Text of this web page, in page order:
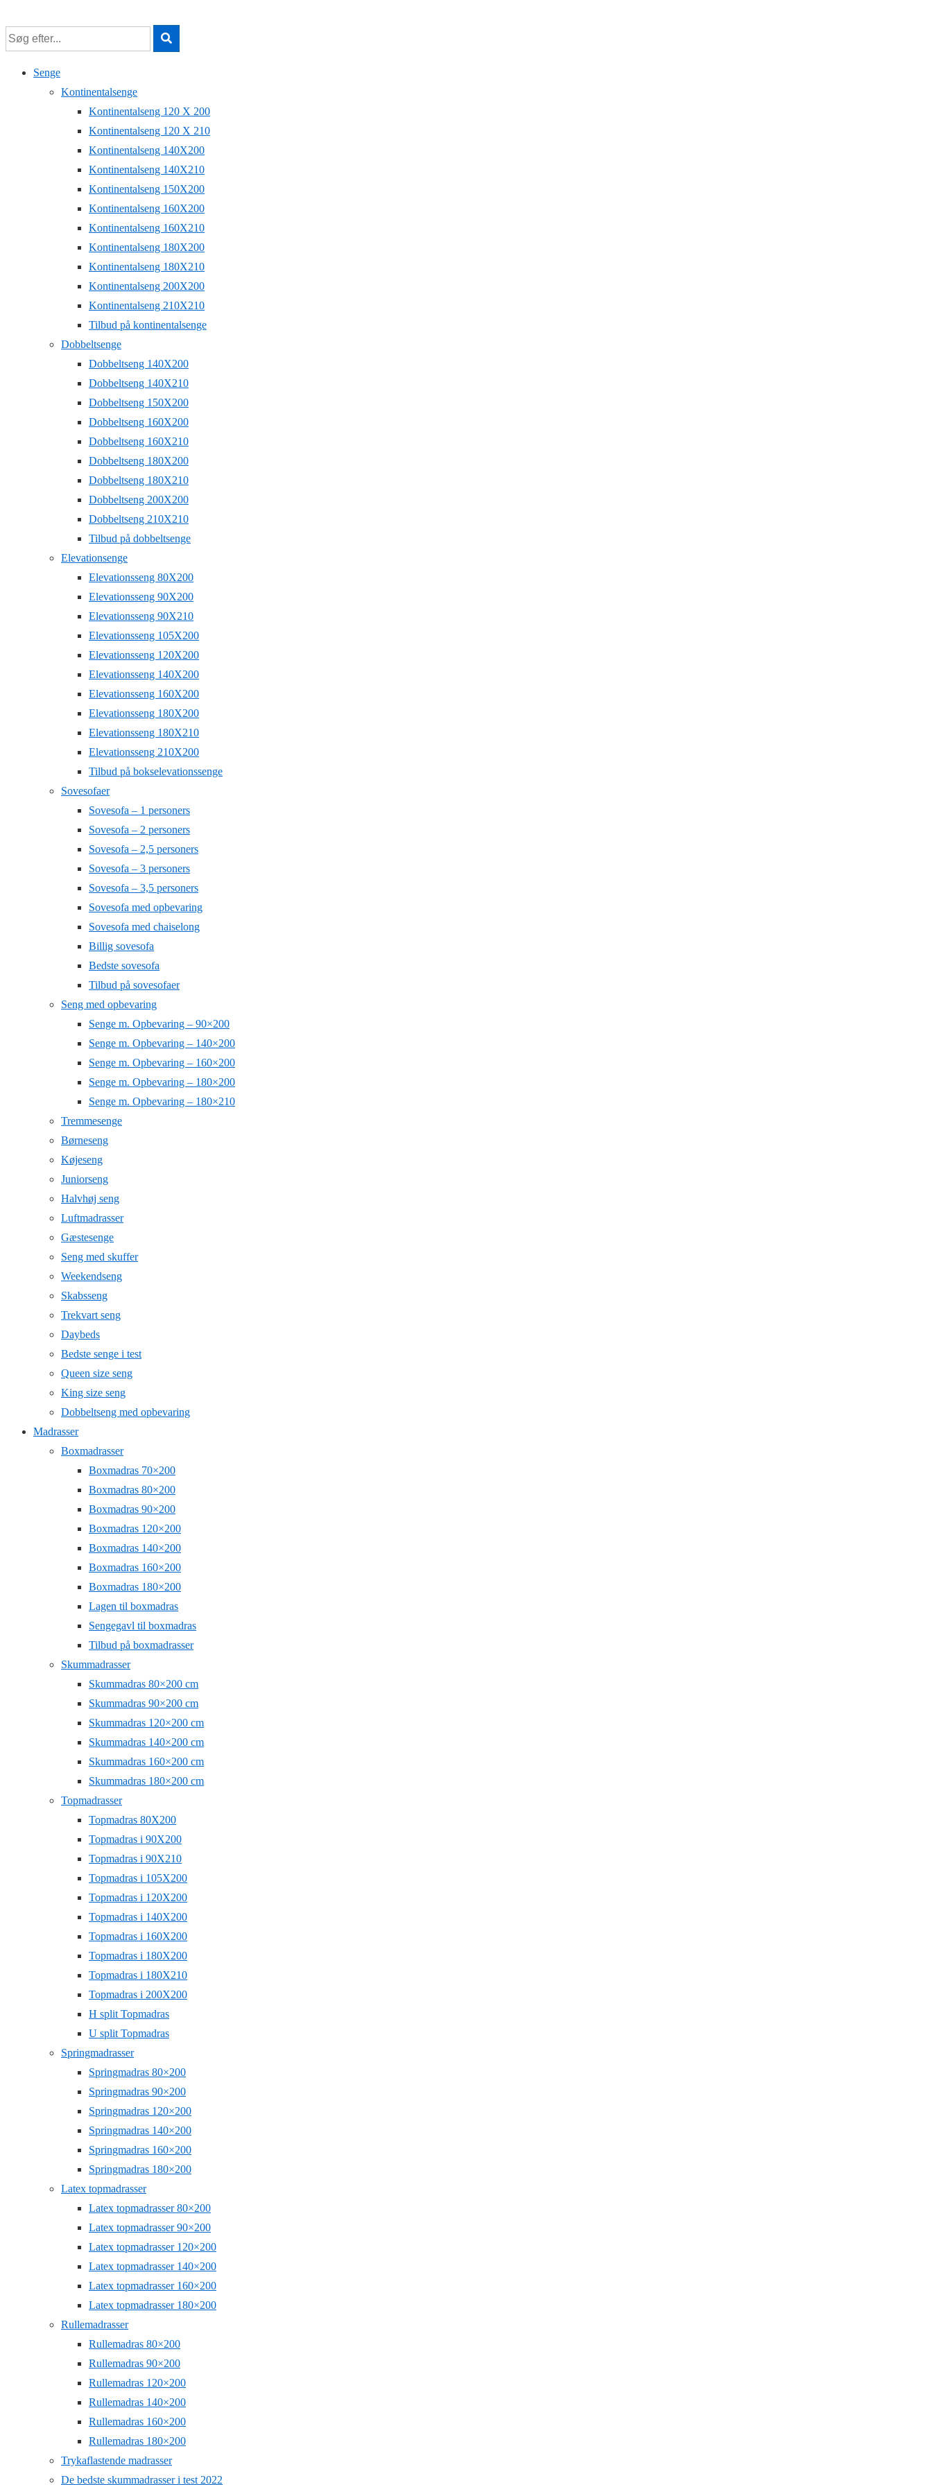
Hop
til
hovedindhold
Senge
Kontinentalsenge
Kontinentalseng 120 X 200
Kontinentalseng 120 X 210
Kontinentalseng 140X200
Kontinentalseng 140X210
Kontinentalseng 150X200
Kontinentalseng 160X200
Kontinentalseng 160X210
Kontinentalseng 180X200
Kontinentalseng 180X210
Kontinentalseng 200X200
Kontinentalseng 210X210
Tilbud på kontinentalsenge
Dobbeltsenge
Dobbeltseng 140X200
Dobbeltseng 140X210
Dobbeltseng 150X200
Dobbeltseng 160X200
Dobbeltseng 160X210
Dobbeltseng 180X200
Dobbeltseng 180X210
Dobbeltseng 200X200
Dobbeltseng 210X210
Tilbud på dobbeltsenge
Elevationsenge
Elevationsseng 80X200
Elevationsseng 90X200
Elevationsseng 90X210
Elevationsseng 105X200
Elevationsseng 120X200
Elevationsseng 140X200
Elevationsseng 160X200
Elevationsseng 180X200
Elevationsseng 180X210
Elevationsseng 210X200
Tilbud på bokselevationssenge
Sovesofaer
Sovesofa – 1 personers
Sovesofa – 2 personers
Sovesofa – 2,5 personers
Sovesofa – 3 personers
Sovesofa – 3,5 personers
Sovesofa med opbevaring
Sovesofa med chaiselong
Billig sovesofa
Bedste sovesofa
Tilbud på sovesofaer
Seng med opbevaring
Senge m. Opbevaring – 90×200
Senge m. Opbevaring – 140×200
Senge m. Opbevaring – 160×200
Senge m. Opbevaring – 180×200
Senge m. Opbevaring – 180×210
Tremmesenge
Børneseng
Køjeseng
Juniorseng
Halvhøj seng
Luftmadrasser
Gæstesenge
Seng med skuffer
Weekendseng
Skabsseng
Trekvart seng
Daybeds
Bedste senge i test
Queen size seng
King size seng
Dobbeltseng med opbevaring
Madrasser
Boxmadrasser
Boxmadras 70×200
Boxmadras 80×200
Boxmadras 90×200
Boxmadras 120×200
Boxmadras 140×200
Boxmadras 160×200
Boxmadras 180×200
Lagen til boxmadras
Sengegavl til boxmadras
Tilbud på boxmadrasser
Skummadrasser
Skummadras 80×200 cm
Skummadras 90×200 cm
Skummadras 120×200 cm
Skummadras 140×200 cm
Skummadras 160×200 cm
Skummadras 180×200 cm
Topmadrasser
Topmadras 80X200
Topmadras i 90X200
Topmadras i 90X210
Topmadras i 105X200
Topmadras i 120X200
Topmadras i 140X200
Topmadras i 160X200
Topmadras i 180X200
Topmadras i 180X210
Topmadras i 200X200
H split Topmadras
U split Topmadras
Springmadrasser
Springmadras 80×200
Springmadras 90×200
Springmadras 120×200
Springmadras 140×200
Springmadras 160×200
Springmadras 180×200
Latex topmadrasser
Latex topmadrasser 80×200
Latex topmadrasser 90×200
Latex topmadrasser 120×200
Latex topmadrasser 140×200
Latex topmadrasser 160×200
Latex topmadrasser 180×200
Rullemadrasser
Rullemadras 80×200
Rullemadras 90×200
Rullemadras 120×200
Rullemadras 140×200
Rullemadras 160×200
Rullemadras 180×200
Trykaflastende madrasser
De bedste skummadrasser i test 2022